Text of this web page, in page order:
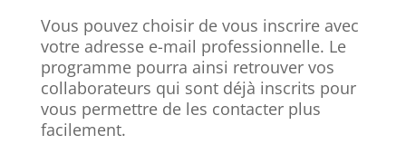
Vous pouvez choisir de vous inscrire avec
votre adresse e-mail professionnelle. Le
programme pourra ainsi retrouver vos
collaborateurs qui sont déjà inscrits pour
vous permettre de les contacter plus
facilement.